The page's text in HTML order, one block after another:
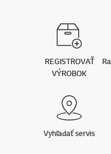
REGISTROVAŤ
VÝROBOK
Vyhľadať servis